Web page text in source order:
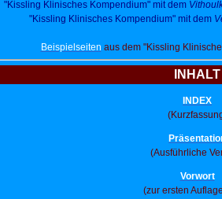
"Kissling Klinisches Kompendium" mit dem
"Kissling Klinisches Kompendium" mit dem
Beispielseiten aus dem "Kissling
INHALT
INDEX
(Ausführliche
Vorwort
(zur ersten